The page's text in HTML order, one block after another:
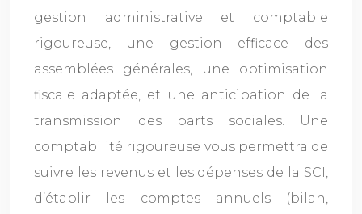
gestion administrative et comptable
rigoureuse, une gestion efficace des
assemblées générales, une optimisation
fiscale adaptée, et une anticipation de la
transmission des parts sociales. Une
comptabilité rigoureuse vous permettra de
suivre les revenus et les dépenses de la SCI,
d’établir les comptes annuels (bilan,